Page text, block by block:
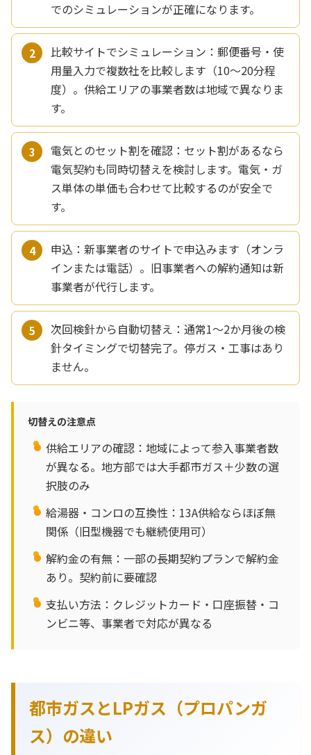
でのシミュレーションが正確になります。
比較サイトでシミュレーション：郵便番号・使
用量入力で複数社を比較します（10〜20分程
度）。供給エリアの事業者数は地域で異なりま
す。
電気とのセット割を確認：セット割があるなら
電気契約も同時切替えを検討します。電気・ガ
ス単体の単価も合わせて比較するのが安全で
す。
申込：新事業者のサイトで申込みます（オンラ
インまたは電話）。旧事業者への解約通知は新
事業者が代行します。
次回検針から自動切替え：通常1〜2か月後の検
針タイミングで切替完了。停ガス・工事はあり
ません。
切替えの注意点
供給エリアの確認：地域によって参入事業者数
が異なる。地方部では大手都市ガス＋少数の選
択肢のみ
給湯器・コンロの互換性：13A供給ならほぼ無
関係（旧型機器でも継続使用可）
解約金の有無：一部の長期契約プランで解約金
あり。契約前に要確認
支払い方法：クレジットカード・口座振替・コ
ンビニ等、事業者で対応が異なる
都市ガスとLPガス（プロパンガ
ス）の違い